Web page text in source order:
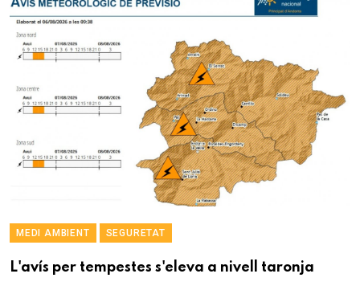
MEDI AMBIENT SEGURETAT
L'avís per tempestes s'eleva a nivell taronja